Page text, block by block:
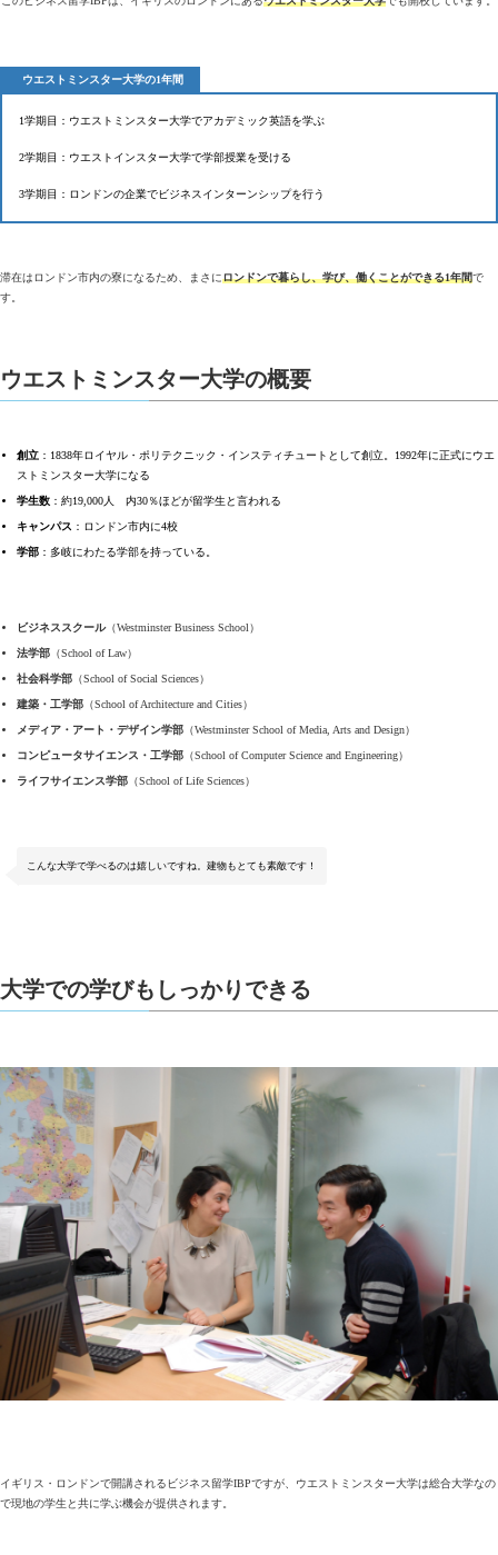
ウエストミンスター大学の1年間
1学期目：ウエストミンスター大学でアカデミック英語を学ぶ
2学期目：ウエストインスター大学で学部授業を受ける
3学期目：ロンドンの企業でビジネスインターンシップを行う
滞在はロンドン市内の寮になるため、まさにロンドンで暮らし、学び、働くことができる1年間で
す。
ウエストミンスター大学の概要
創立 ：1838年ロイヤル・ポリテクニック・インスティチュートとして創立。1992年に正式にウエ
ストミンスター大学になる
学生数 ：約19,000人 内30％ほどが留学生と言われる
キャンパス ：ロンドン市内に4校
学部 ：多岐にわたる学部を持っている。
ビジネススクール（Westminster Business School）
法学部 （School of Law）
社会科学部 （School of Social Sciences）
建築・工学部 （School of Architecture and Cities）
メディア・アート・デザイン学部 （Westminster School of Media, Arts and Design）
コンピュータサイエンス・工学部 （School of Computer Science and Engineering）
ライフサイエンス学部 （School of Life Sciences）
こんな大学で学べるのは嬉しいですね。建物もとても素敵です！
大学での学びもしっかりできる
イギリス・ロンドンで開講されるビジネス留学IBPですが、ウエストミンスター大学は総合大学なの
で現地の学生と共に学ぶ機会が提供されます。